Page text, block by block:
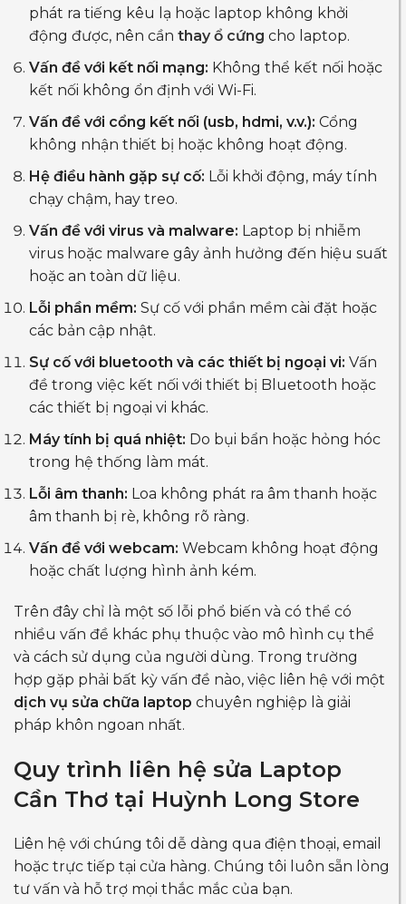
phát ra tiếng kêu lạ hoặc laptop không khởi
động được, nên cần thay ổ cứng cho laptop.
Vấn đề với kết nối mạng: Không thể kết nối hoặc
kết nối không ổn định với Wi-Fi.
Vấn đề với cổng kết nối (usb, hdmi, v.v.): Cổng
không nhận thiết bị hoặc không hoạt động.
Hệ điều hành gặp sự cố: Lỗi khởi động, máy tính
chạy chậm, hay treo.
Vấn đề với virus và malware: Laptop bị nhiễm
virus hoặc malware gây ảnh hưởng đến hiệu suất
hoặc an toàn dữ liệu.
Lỗi phần mềm: Sự cố với phần mềm cài đặt hoặc
các bản cập nhật.
Sự cố với bluetooth và các thiết bị ngoại vi: Vấn
đề trong việc kết nối với thiết bị Bluetooth hoặc
các thiết bị ngoại vi khác.
Máy tính bị quá nhiệt: Do bụi bẩn hoặc hỏng hóc
trong hệ thống làm mát.
Lỗi âm thanh: Loa không phát ra âm thanh hoặc
âm thanh bị rè, không rõ ràng.
Vấn đề với webcam: Webcam không hoạt động
hoặc chất lượng hình ảnh kém.
Trên đây chỉ là một số lỗi phổ biến và có thể có
nhiều vấn đề khác phụ thuộc vào mô hình cụ thể
và cách sử dụng của người dùng. Trong trường
hợp gặp phải bất kỳ vấn đề nào, việc liên hệ với một
dịch vụ sửa chữa laptop chuyên nghiệp là giải
pháp khôn ngoan nhất.
Quy trình liên hệ sửa Laptop
Cần Thơ tại Huỳnh Long Store
Liên hệ với chúng tôi dễ dàng qua điện thoại, email
hoặc trực tiếp tại cửa hàng. Chúng tôi luôn sẵn lòng
tư vấn và hỗ trợ mọi thắc mắc của bạn.